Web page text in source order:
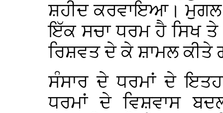
ਸ਼ਹੀਦ ਕਰਵਾਇਆ। ਮੁਗਲ
ਇੱਕ ਸਚਾ ਧਰਮ ਹੈ ਸਿਖ ਤੇ
ਰਿਸ਼ਵਤ ਦੇ ਕੇ ਸ਼ਾਮਲ ਕੀਤੇ
ਸੰਸਾਰ ਦੇ ਧਰਮਾਂ ਦੇ
ਧਰਮਾਂ ਦੇ ਵਿਸ਼ਵਾਸ